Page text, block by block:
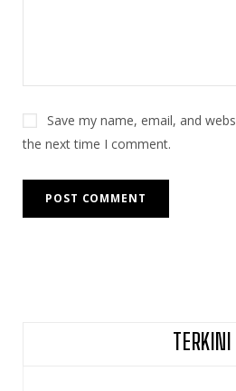
Save my name, email, and
the next time I comment.
TERKINI